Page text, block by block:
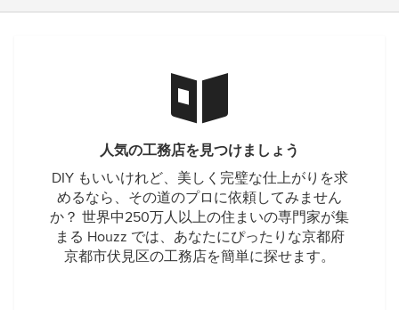
人気の工務店を見つけましょう
DIY もいいけれど、美しく完璧な仕上がりを求
めるなら、その道のプロに依頼してみません
か？ 世界中250万人以上の住まいの専門家が集
まる Houzz では、あなたにぴったりな京都府
京都市伏見区の工務店を簡単に探せます。